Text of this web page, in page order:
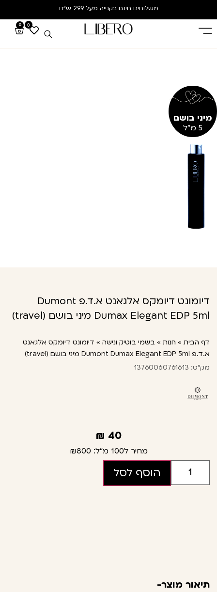
משלוחים חינם בקנייה מעל 299 ש”ח
0
0
מיני בושם
5 מ"ל
דיומונט דיומקס אלגאנט א.ד.פ Dumont
Dumax Elegant EDP 5ml מיני בושם (travel)
דף הבית » חנות » בשמי בוטיק ונישה » דיומונט דיומקס אלגאנט
א.ד.פ Dumont Dumax Elegant EDP 5ml מיני בושם (travel)
מק"ט: 13760060761613
40
₪
מחיר ל100 מ"ל: ₪800
הוסף לסל
תיאור מוצר-